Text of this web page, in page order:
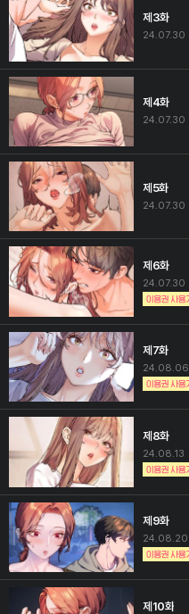
제3화
24.07.30
제4화
24.07.30
제5화
24.07.30
제6화
24.07.30
제7화
24.08.06
제8화
24.08.13
제9화
24.08.20
제10화